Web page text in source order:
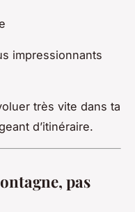
impressionnants
très vite dans ta
d’itinéraire.
pas